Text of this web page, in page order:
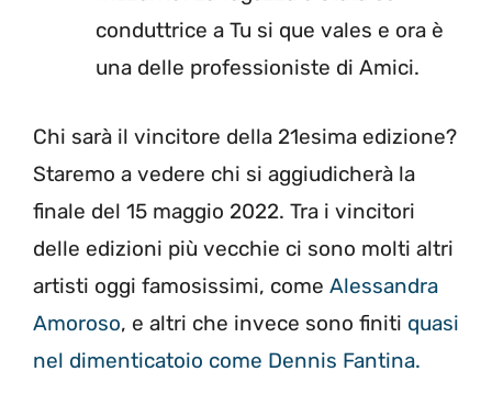
conduttrice a Tu si que vales e ora è
una delle professioniste di Amici.
Chi sarà il vincitore della 21esima edizione?
Staremo a vedere chi si aggiudicherà la
finale del 15 maggio 2022. Tra i vincitori
delle edizioni più vecchie ci sono molti altri
artisti oggi famosissimi, come Alessandra
Amoroso, e altri che invece sono finiti quasi
nel dimenticatoio come Dennis Fantina.